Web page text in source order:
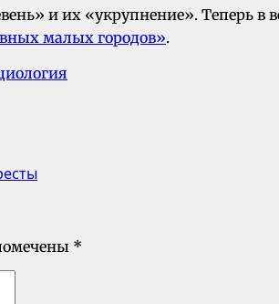
и их «укрупнение». Теперь в
малых городов».
*